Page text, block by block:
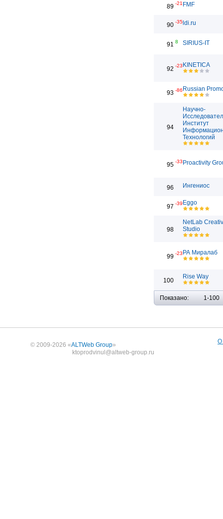
89 -21 FMF
90 -35 ldi.ru
91 8 SIRIUS-IT
92 -23 KINETICA
93 -86 Russian
94
Научно-
Институт
Технологий
95 -33 Proactivity
96 Ингениос
97 -39 Eggo
98
NetLab
Studio
99 -23 РА Миралаб
100
Rise Way
Показано: 1-100
© 2009-2026 «ALTWeb Group»
ktoprodvinul@altweb-group.ru
О